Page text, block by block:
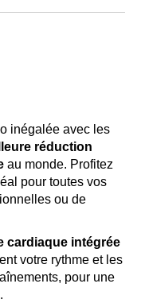
inégalée avec les
réduction
au monde. Profitez
pour toutes vos
ou de
cardiaque intégrée
votre rythme et les
pour une